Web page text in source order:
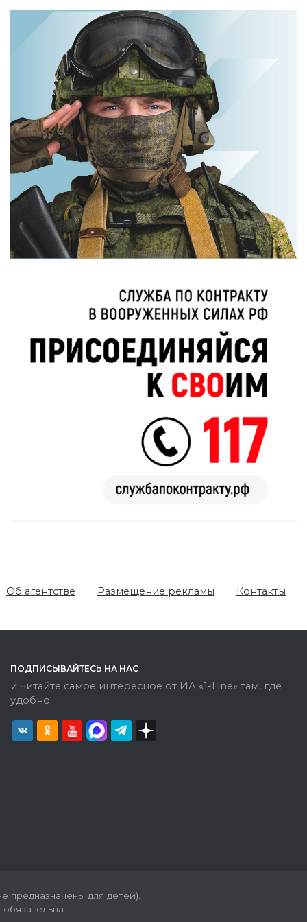
Ролик длится
пару секунд, но
вы будете в шоке
от увиденного
Этот танец
невесты оставит
вас без слов!
Пересмотрела 10
раз
Об агентстве Размещение рекламы Контакты
ПОДПИСЫВАЙТЕСЬ НА НАС
и читайте самое интересное от ИА «1-Line» там, где
удобно
предназначены для детей).